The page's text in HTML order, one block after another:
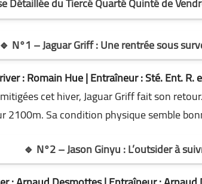
🔹 N°1 – Jaguar Griff : Une rentrée sous
: Romain Hue | Entraîneur : Sté. Ent. R.
cet hiver, Jaguar Griff fait son
2100m. Sa condition physique semble
🔹 N°2 – Jason Ginyu : L’outsider à